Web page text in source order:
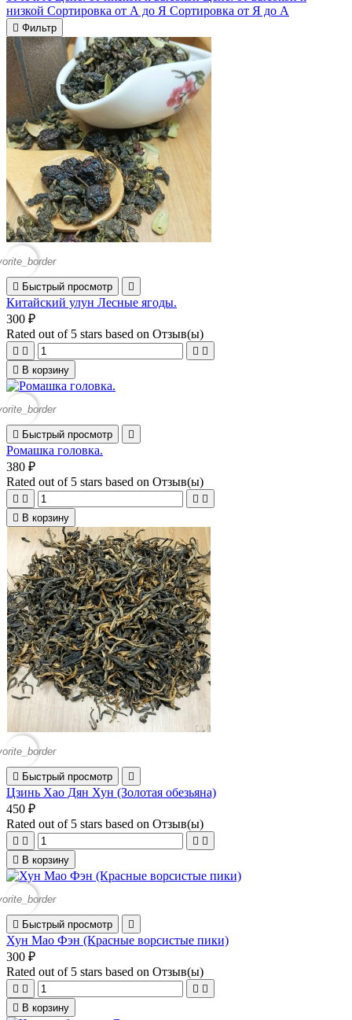
низкой Сортировка от А до Я Сортировка от Я до А
 Фильтр
 Быстрый просмотр 
Китайский улун Лесные ягоды.
300 ₽
Rated out of 5 stars based on Отзыв(ы)
   
 В корзину
 Быстрый просмотр 
Ромашка головка.
380 ₽
Rated out of 5 stars based on Отзыв(ы)
   
 В корзину
 Быстрый просмотр 
Цзинь Хао Дян Хун (Золотая обезьяна)
450 ₽
Rated out of 5 stars based on Отзыв(ы)
   
 В корзину
 Быстрый просмотр 
Хун Мао Фэн (Красные ворсистые пики)
300 ₽
Rated out of 5 stars based on Отзыв(ы)
   
 В корзину